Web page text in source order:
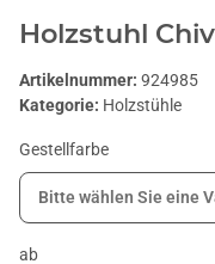
Holzstuhl
Artikelnummer: 924985
Kategorie: Holzstühle
Gestellfarbe
Bitte wählen Sie eine
ab